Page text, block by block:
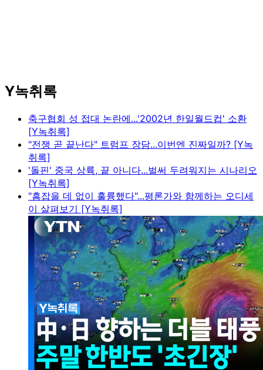
Y녹취록
축구협회 성 접대 논란에...'2002년 한일월드컵' 소환
[Y녹취록]
"전쟁 곧 끝난다" 트럼프 장담...이번엔 진짜일까? [Y녹
취록]
'돌핀' 중국 상륙, 끝 아니다...벌써 두려워지는 시나리오
[Y녹취록]
"흠잡을 데 없이 훌륭했다"...평론가와 함께하는 오디세
이 살펴보기 [Y녹취록]